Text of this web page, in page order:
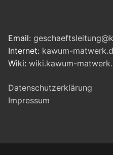
Email:
Internet: kawum-
Wiki: wiki.kawum-
Datenschutzerklärung
Impressum